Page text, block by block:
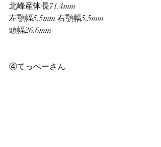
北峰産体長71.4mm
左顎幅5.5mm 右顎幅5.5mm
頭幅26.6mm
④てっぺーさん